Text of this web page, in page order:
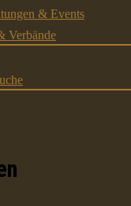
& Events
Verbände